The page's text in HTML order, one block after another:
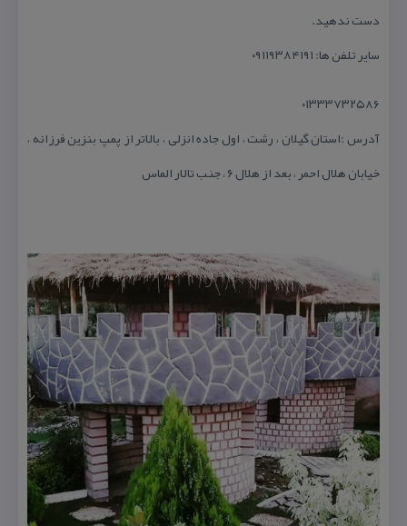
دست ندهید.
سایر تلفن ها: ۰۹۱۱۹۳۸۴۱۹۱
۰۱۳۳۳۷۳۲۵۸۶
آدرس :استان گیلان ، رشت ، اول جاده انزلی ، بالاتر از پمپ بنزین فرزانه ،
خیابان هلال احمر ، بعد از هلال ۶ ، جنب تالار الماس